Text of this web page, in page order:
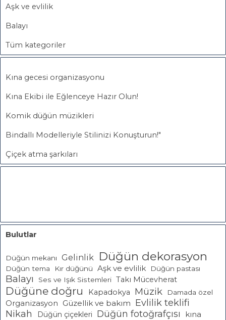
Aşk ve evlilik
Balayı
Tüm kategoriler
Kına gecesi organizasyonu
Kına Ekibi ile Eğlenceye Hazır Olun!
Komik düğün müzikleri
Bindallı Modelleriyle Stilinizi Konuşturun!"
Çiçek atma şarkıları
Bulutlar
Düğün mekanı Gelinlik Düğün dekorasyon
Düğün tema Kır düğünü Aşk ve evlilik Düğün pastası
Balayı Ses ve Işık Sistemleri Takı Mücevherat
Düğüne doğru Kapadokya Müzik Damada özel
Organizasyon Güzellik ve bakım Evlilik teklifi
Nikah
Düğün çiçekleri Düğün fotoğrafçısı
kına